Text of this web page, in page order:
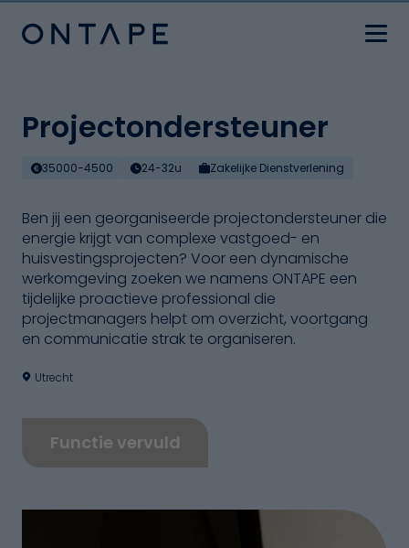
Projectondersteuner
35000-4500 24-32u Zakelijke Dienstverlening
Ben jij een georganiseerde projectondersteuner die
energie krijgt van complexe vastgoed- en
huisvestingsprojecten? Voor een dynamische
werkomgeving zoeken we namens ONTAPE een
tijdelijke proactieve professional die
projectmanagers helpt om overzicht, voortgang
en communicatie strak te organiseren.
Utrecht
Functie vervuld